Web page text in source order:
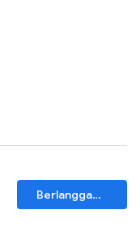
Berlangganan